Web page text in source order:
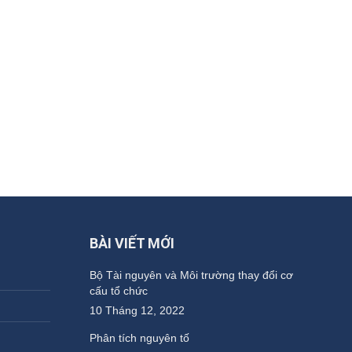
BÀI VIẾT MỚI
Bộ Tài nguyên và Môi trường thay đổi cơ
cấu tổ chức
10 Tháng 12, 2022
Phân tích nguyên tố